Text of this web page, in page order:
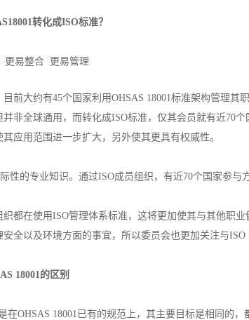
转化成ISO标准？
易整合 更易管理
前大约有45个国家利用OHSAS 18001标准架构管理其
并非全球通用，而转化成ISO标准，仅其会员就有近70
应用范围进一步扩大，另外使其更具有权威性。
性的专业知识。通过ISO成员组织，有近70个国家参与
织都在使用ISO管理体系标准，这将更加使其与其他职
全以及环境方面的事宜，所以委员会也更加关注与ISO
18001的区别
在OHSAS 18001已有的规范上，其主要目标是相同的